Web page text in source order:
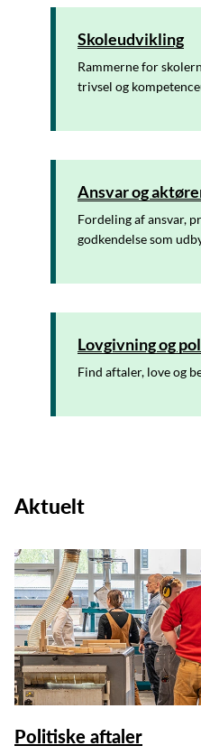
Skoleudvikling
Rammerne for
trivsel og
Ansvar og
Fordeling af ansvar,
godkendelse som
Lovgivning og
Find aftaler, love og
Aktuelt
Politiske aftaler